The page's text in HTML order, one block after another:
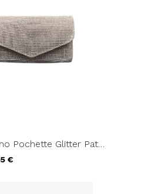
Pochette Glitter Patta
€